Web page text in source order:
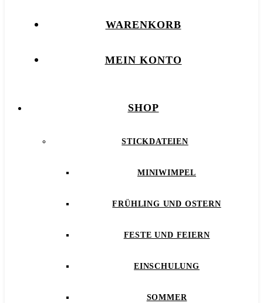
WARENKORB
MEIN KONTO
SHOP
STICKDATEIEN
MINIWIMPEL
FRÜHLING UND OSTERN
FESTE UND FEIERN
EINSCHULUNG
SOMMER